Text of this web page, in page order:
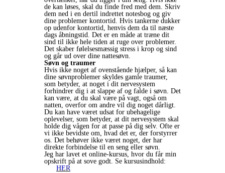
de kan løses, skal du finde fred med dem. Skriv
dem ned i en dertil indrettet notesbog og giv
dine problemer kontortid. Hvis tankerne dukker
op udenfor kontortid, henvis dem da til næste
dags åbningstid. Det er en måde at træne dit
sind til ikke hele tiden at ruge over problemer.
Det skaber følelsesmæssig stress i krop og sind
og går ud over dine nattesøvn.
Søvn og traumer
Hvis ikke noget af ovenstående hjælper, så kan
dine søvnproblemer skyldes gamle traumer,
som betyder, at noget i dit nervesystem
forhindrer dig i at slappe af og falde i søvn. Det
kan være, at du skal være på vagt, også om
natten, overfor om andre vil dig noget dårligt.
Du kan have været udsat for ubehagelige
oplevelser, som betyder, at dit nervesystem skal
holde dig vågen for at passe på dig selv. Ofte er
vi ikke bevidste om, hvad det er, der forstyrrer
os. Det behøver ikke været noget, der har
direkte forbindelse til en seng eller søvn.
Jeg har lavet et online-kursus, hvor du får min
opskrift på at sove godt. Se kursusindhold:
HER